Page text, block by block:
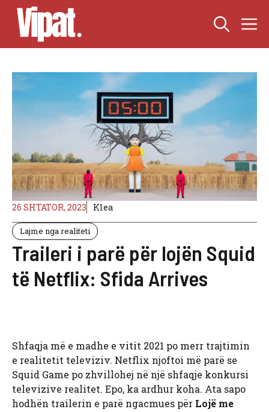
Skip
content
26 SHTATOR, 2023 Klea
Lajme nga realiteti
Traileri i parë për lojën Squid
të Netflix: Sfida Arrives
Shfaqja më e madhe e vitit 2021 po merr trajtimin
e realitetit televiziv. Netflix njoftoi më parë se
Squid Game po zhvillohej në një shfaqje konkursi
televizive realitet. Epo, ka ardhur koha. Ata sapo
hodhën trailerin e parë ngacmues për Lojë me